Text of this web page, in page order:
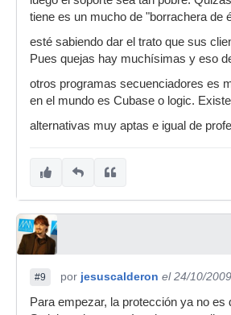
No estoy molesto con los
dichosa protección. Joe! es que
pagando cara, no sólo por la
facilitan para nada la vida si te
ustedes imponen este sistema
tiene es un mucho de "borrachera de
esté sabiendo dar el trato que sus
Pues quejas hay muchísimas y eso
otros programas secuenciadores es
en el mundo es Cubase o logic.
alternativas muy aptas e igual de
#9 por jesuscalderon el 24/10/2009
Para empezar, la protección ya no es